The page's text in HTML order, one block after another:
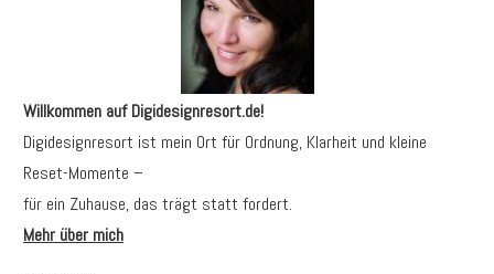
Willkommen auf Digidesignresort.de!
Digidesignresort ist mein Ort für Ordnung, Klarheit und kleine
Reset-Momente –
für ein Zuhause, das trägt statt fordert.
Mehr über mich